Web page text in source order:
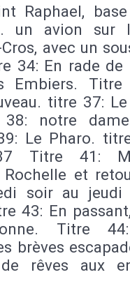
Raphael,
un avion sur
avec un
34: En rade de
Embiers. Titre
titre 37:
38: notre
Le Pharo.
Titre 41:
Rochelle et
soir au jeudi
43: En
Titre
brèves
rêves aux